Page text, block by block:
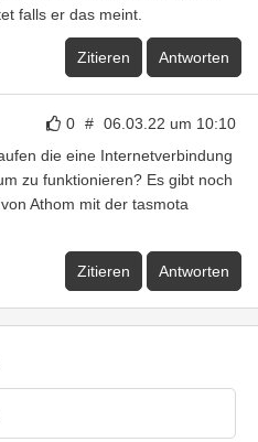
falls er das meint.
Zitieren Antworten
0 # 06.03.22 um 10:10
die eine Internetverbindung
zu funktionieren? Es gibt noch
Athom mit der tasmota
Zitieren Antworten